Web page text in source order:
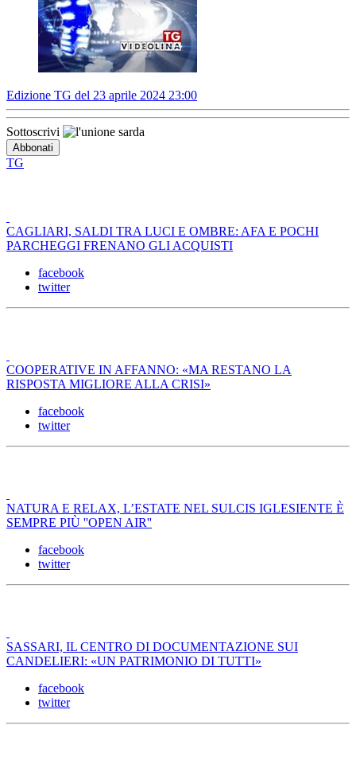
Edizione TG del 23 aprile 2024 23:00
Sottoscrivi
TG
CAGLIARI, SALDI TRA LUCI E OMBRE: AFA E POCHI
PARCHEGGI FRENANO GLI ACQUISTI
facebook
twitter
COOPERATIVE IN AFFANNO: «MA RESTANO LA
RISPOSTA MIGLIORE ALLA CRISI»
facebook
twitter
NATURA E RELAX, L’ESTATE NEL SULCIS IGLESIENTE È
SEMPRE PIÙ ''OPEN AIR''
facebook
twitter
SASSARI, IL CENTRO DI DOCUMENTAZIONE SUI
CANDELIERI: «UN PATRIMONIO DI TUTTI»
facebook
twitter